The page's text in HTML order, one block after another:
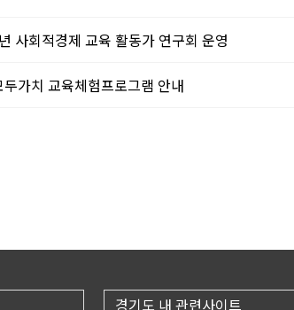
사회적경제 교육 활동가 연구회 운영
두가치 교육체험프로그램 안내
경기도 내 관련사이트